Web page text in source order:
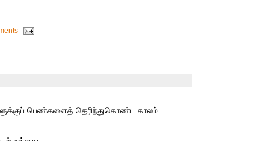
பெண்களைத் தெரிந்துகொண்ட காலம்